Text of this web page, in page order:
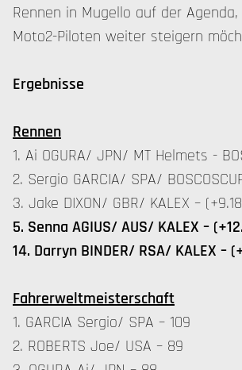
Rennen in Mugello auf der
Moto2-Piloten weiter steigern
Ergebnisse
Rennen
1. Ai OGURA/ JPN/ MT Helmets -
2. Sergio GARCIA/ SPA/
3. Jake DIXON/ GBR/ KALEX –
5. Senna AGIUS/ AUS/ KALEX –
14. Darryn BINDER/ RSA/ KALEX –
Fahrerweltmeisterschaft
1. GARCIA Sergio/ SPA – 109
2. ROBERTS Joe/ USA – 89